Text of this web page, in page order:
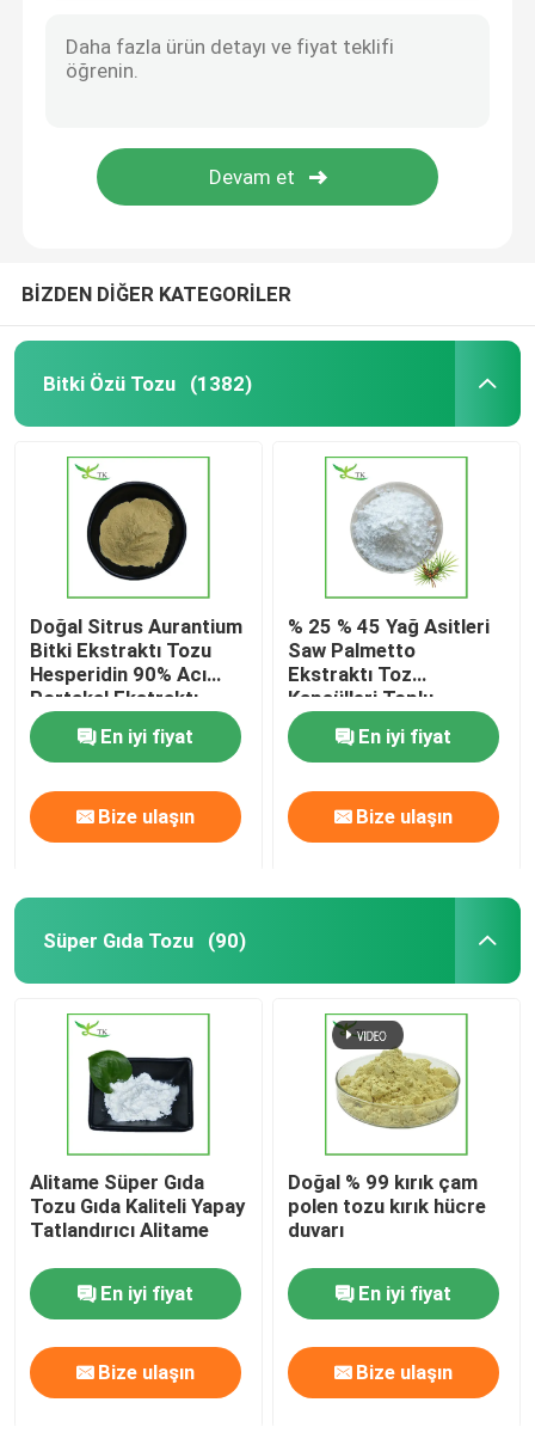
Evde
Ürün
Hakkımızda
Fabrika turu
BİZDEN DİĞER KATEGORİLER
Bitki Özü Tozu (1382)
Doğal Sitrus Aurantium
Bitki Ekstraktı Tozu
Hesperidin 90% Acı
Portakal Ekstraktı
Tozu
En iyi fiyat
Bize ulaşın
% 25 % 45 Yağ Asitleri
Saw Palmetto
Ekstraktı Toz
Kapsülleri Toplu
En iyi fiyat
Bize ulaşın
Süper Gıda Tozu (90)
Alitame Süper Gıda
Tozu Gıda Kaliteli Yapay
Tatlandırıcı Alitame
En iyi fiyat
Bize ulaşın
Doğal % 99 kırık çam
polen tozu kırık hücre
duvarı
En iyi fiyat
Bize ulaşın